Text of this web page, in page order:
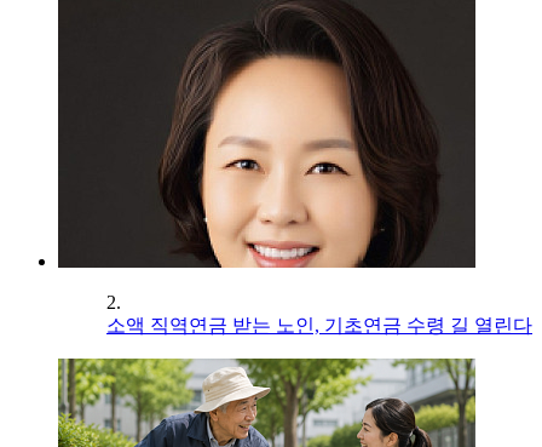
2.
소액 직역연금 받는 노인, 기초연금 수령 길 열린다